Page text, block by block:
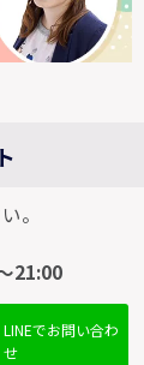
。
21:00
LINEでお問い合わ
せ